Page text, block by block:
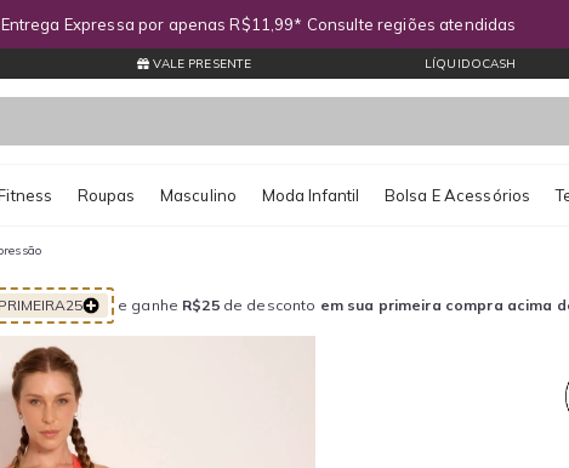
Entrega Expressa por apenas R$11,99* Consulte regiões atendidas
VALE PRESENTE LÍQUIDOCASH
Bolsa E Acessórios
Masculino Moda Infantil
Roupas
PRIMEIRA25 e ganhe R$25de desconto em sua primeira compra acima